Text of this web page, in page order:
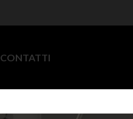
CONTATTI